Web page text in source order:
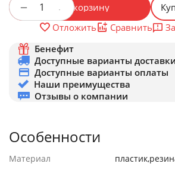
+
− В корзину
Отложить
Сравнить
Бенефит
Доступные варианты доставки
Доступные варианты оплаты
Наши преимущества
Отзывы о компании
Особенности
Материал